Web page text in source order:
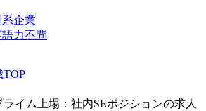
系企業
力不問
TOP
イム上場：社内SEポジションの求人